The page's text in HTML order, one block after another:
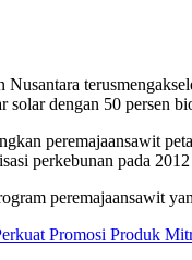
Nusantara terus
solardengan 50 persen
peremajaansawit
perkebunan pada
peremajaansawit
Promosi Produk